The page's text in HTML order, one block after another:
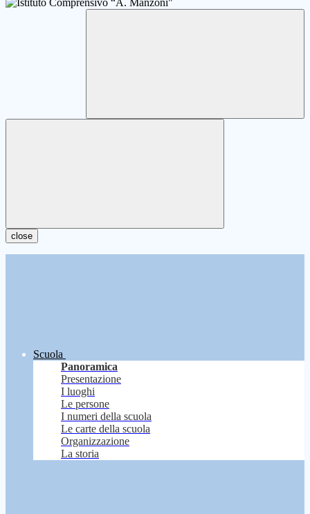
close
Scuola
Panoramica
Presentazione
I luoghi
Le persone
I numeri della scuola
Le carte della scuola
Organizzazione
La storia